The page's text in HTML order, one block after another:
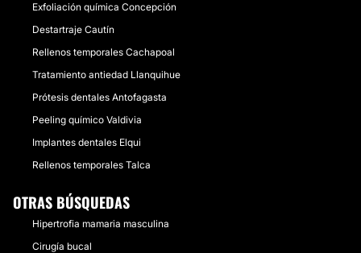
Exfoliación química Concepción
Destartraje Cautín
Rellenos temporales Cachapoal
Tratamiento antiedad Llanquihue
Prótesis dentales Antofagasta
Peeling químico Valdivia
Implantes dentales Elqui
Rellenos temporales Talca
OTRAS BÚSQUEDAS
Hipertrofia mamaria masculina
Cirugía bucal